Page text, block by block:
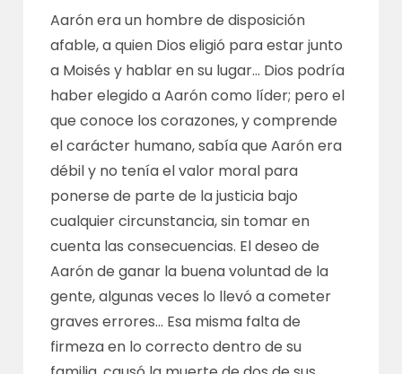
Aarón era un hombre de disposición
afable, a quien Dios eligió para estar junto
a Moisés y hablar en su lugar… Dios podría
haber elegido a Aarón como líder; pero el
que conoce los corazones, y comprende
el carácter humano, sabía que Aarón era
débil y no tenía el valor moral para
ponerse de parte de la justicia bajo
cualquier circunstancia, sin tomar en
cuenta las consecuencias. El deseo de
Aarón de ganar la buena voluntad de la
gente, algunas veces lo llevó a cometer
graves errores… Esa misma falta de
firmeza en lo correcto dentro de su